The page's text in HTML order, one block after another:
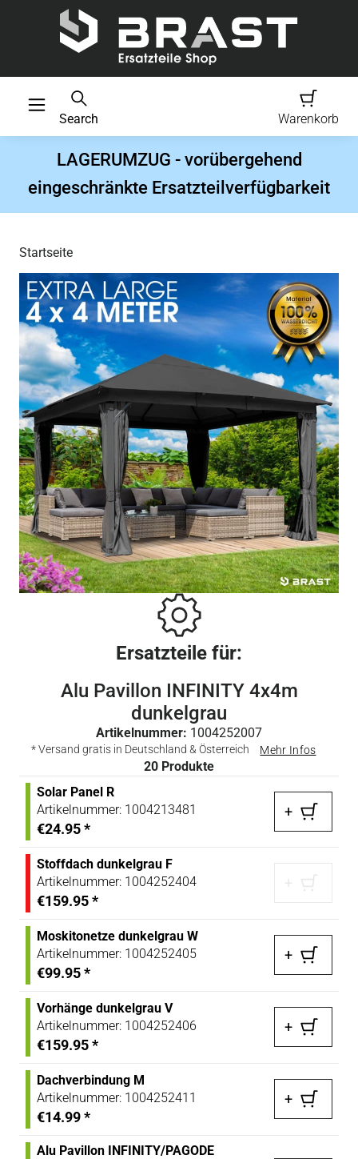
Search Warenkorb
LAGERUMZUG - vorübergehend
eingeschränkte Ersatzteilverfügbarkeit
Startseite
Ersatzteile für:
Alu Pavillon INFINITY 4x4m
dunkelgrau
Artikelnummer: 1004252007
* Versand gratis in Deutschland & Österreich Mehr Infos
20 Produkte
Solar Panel R
Artikelnummer: 1004213481
€24.95*
+
Stoffdach dunkelgrau F
Artikelnummer: 1004252404
€159.95*
Moskitonetze dunkelgrau W
Artikelnummer: 1004252405
€99.95*
+
Vorhänge dunkelgrau V
Artikelnummer: 1004252406
€159.95*
+
Dachverbindung M
Artikelnummer: 1004252411
€14.99*
+
Alu Pavillon INFINITY/PAGODE